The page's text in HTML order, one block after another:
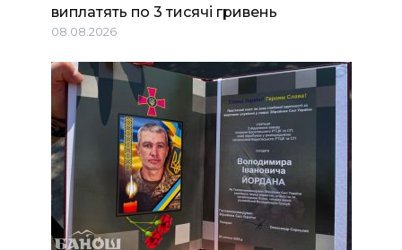
виплатять по 3 тисячі гривень
08.08.2026